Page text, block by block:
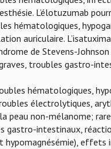
L’élotuzumab
hématologiques,
auriculaire.
de Stevens-
troubles gastro-
hématologiques,
électrolytiques,
peau non-mélanome;
intestinaux,
effets